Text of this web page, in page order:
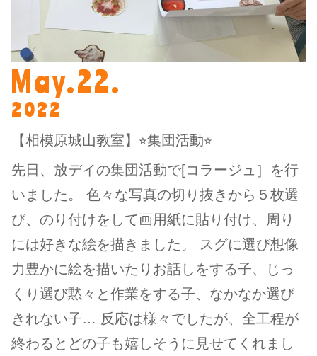
May.22.
2022
【相模原城山教室】⭐︎集団活動⭐︎
先日、放デイの集団活動で[コラージュ］を行
いました。 色々な写真の切り抜きから５枚選
び、のり付けをして画用紙に貼り付け、周り
には好きな絵を描きました。 スグに選び想像
力豊かに絵を描いたりお話しをする子、じっ
くり選び黙々と作業をする子、なかなか選び
きれない子… 反応は様々でしたが、全工程が
終わるとどの子も嬉しそうに見せてくれまし